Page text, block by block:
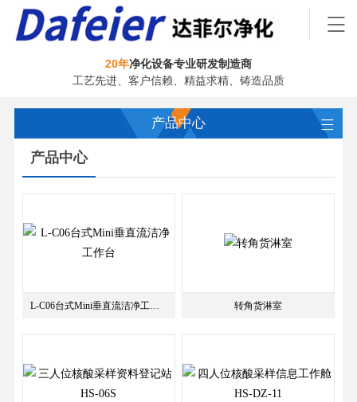
20年净化设备专业研发制造商
工艺先进、客户信赖、精益求精、铸造品质
产品中心
产品中心
L-C06台式Mini垂直流洁净工作台 转角货淋室